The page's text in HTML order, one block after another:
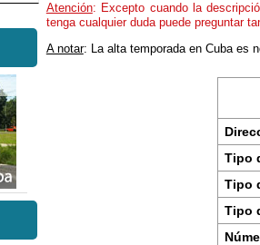
Atención: Excepto cuando la
tenga cualquier duda puede preguntar
A notar: La alta temporada en Cuba es
Tipo
Tipo
Tipo